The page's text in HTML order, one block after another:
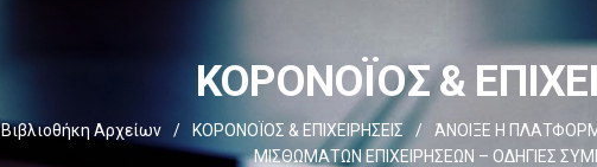
ΚΟΡΟΝΟΪΟΣ &
Βιβλιοθήκη Αρχείων / ΚΟΡΟΝΟΪΟΣ & ΕΠΙΧΕΙΡΗΣΕΙΣ /
ΆΝΟΙΞΕ Η
ΜΙΣΘΩΜΑΤΩΝ ΕΠΙΧΕΙΡΗΣΕΩΝ – ΟΔΗΓΙΕΣ